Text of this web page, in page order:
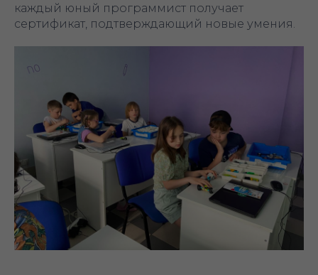
каждый юный программист получает
сертификат, подтверждающий новые умения.